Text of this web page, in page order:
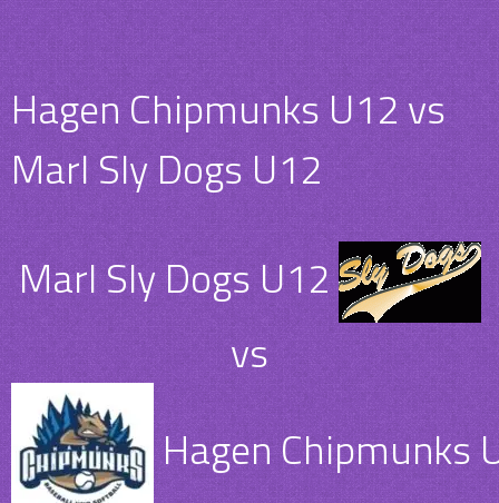
Hagen Chipmunks U12 vs
Marl Sly Dogs U12
Marl Sly Dogs U12
vs
Hagen Chipmunks